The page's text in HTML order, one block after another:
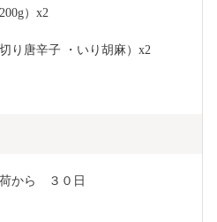
）x2
り唐辛子 ・いり胡麻）x2
から　３０日